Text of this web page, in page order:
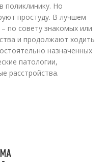
поликлинику. Но
простуду. В лучшем
по совету знакомых или
и продолжают ходить
назначенных
патологии,
расстройства.